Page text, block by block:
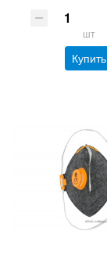
шт
Купить